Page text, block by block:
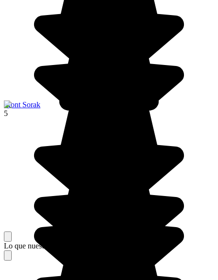
Mont Sorak
5
Lo que nuestros viajeros piensan de su estancia